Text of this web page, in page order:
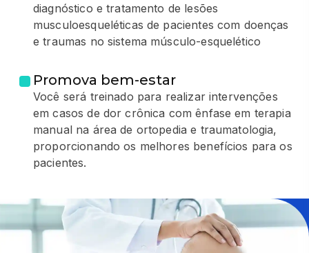
diagnóstico e tratamento de lesões
musculoesqueléticas de pacientes com doenças
e traumas no sistema músculo-esquelético
Promova bem-estar
Você será treinado para realizar intervenções
em casos de dor crônica com ênfase em terapia
manual na área de ortopedia e traumatologia,
proporcionando os melhores benefícios para os
pacientes.